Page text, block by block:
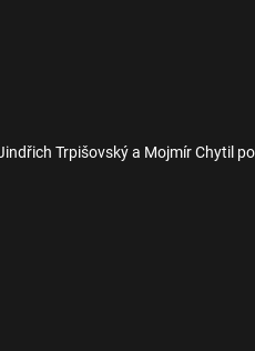
Trpišovský a Mojmír Chytil